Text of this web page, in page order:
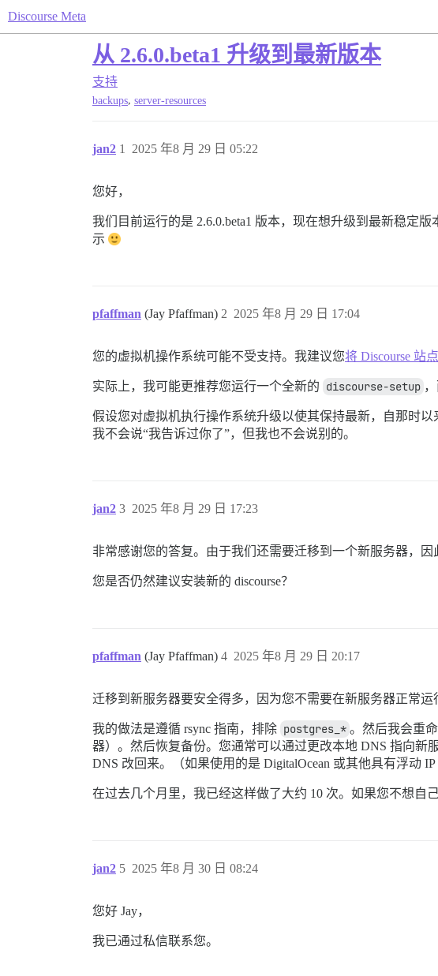
Discourse Meta
从 2.6.0.beta1 升级到最新版本
支持
backups, server-resources
jan2 2025 年8 月 29 日 05:22
1
您好，
我们目前运行的是 2.6.0.beta1 版本，现在想升级到最新稳定
示
pfaffman (Jay Pfaffman) 2025 年8 月 29 日 17:04
2
您的虚拟机操作系统可能不受支持。我建议您将 Discourse 站
实际上，我可能更推荐您运行一个全新的 discourse-setup
假设您对虚拟机执行操作系统升级以使其保持最新，自那时以
我不会说“我告诉过你了”，但我也不会说别的。
jan2 2025 年8 月 29 日 17:23
3
非常感谢您的答复。由于我们还需要迁移到一个新服务器，因
您是否仍然建议安装新的 discourse？
pfaffman (Jay Pfaffman) 2025 年8 月 29 日 20:17
4
迁移到新服务器要安全得多，因为您不需要在新服务器正常运
我的做法是遵循 rsync 指南，排除 postgres_* 。然后我会重
器）。然后恢复备份。您通常可以通过更改本地 DNS 指向
DNS 改回来。（如果使用的是 DigitalOcean 或其他具有浮动
在过去几个月里，我已经这样做了大约 10 次。如果您不想自
jan2 2025 年8 月 30 日 08:24
5
您好 Jay，
我已通过私信联系您。